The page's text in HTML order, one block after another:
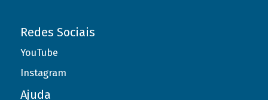
Redes Sociais
YouTube
Instagram
Ajuda